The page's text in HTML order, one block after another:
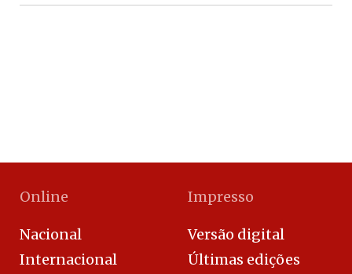
Online
Nacional
Internacional
Impresso
Versão digital
Últimas edições